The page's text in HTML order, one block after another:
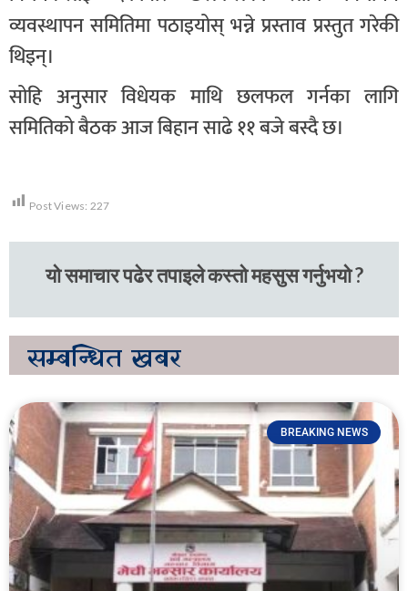
व्यवस्थापन समितिमा पठाइयोस् भन्ने प्रस्ताव प्रस्तुत गरेकी
थिइन्।
सोहि अनुसार विधेयक माथि छलफल गर्नका लागि
समितिको बैठक आज बिहान साढे ११ बजे बस्दै छ।
Post Views: 227
यो समाचार पढेर तपाइले कस्तो महसुस गर्नुभयो ?
सम्बन्धित खबर
BREAKING NEWS